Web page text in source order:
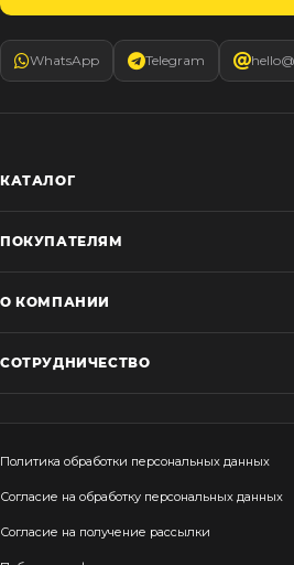
WhatsApp Telegram
КАТАЛОГ
ПОКУПАТЕЛЯМ
О КОМПАНИИ
СОТРУДНИЧЕСТВО
Политика обработки персональных данных
Согласие на обработку персональных данных
Согласие на получение рассылки